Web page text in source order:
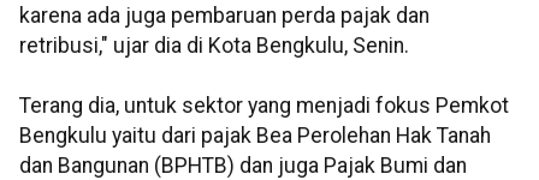
karena ada juga pembaruan perda pajak dan
retribusi," ujar dia di Kota Bengkulu, Senin.
Terang dia, untuk sektor yang menjadi fokus Pemkot
Bengkulu yaitu dari pajak Bea Perolehan Hak Tanah
dan Bangunan (BPHTB) dan juga Pajak Bumi dan